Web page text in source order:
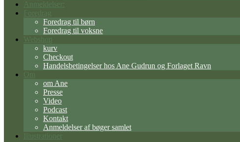
Foredrag til børn
Foredrag til voksne
kurv
Checkout
Handelsbetingelser hos Ane Gudrun og Forlaget Ravn
Om
om Ane
Presse
Video
Podcast
Kontakt
Anmeldelser af bøger samlet